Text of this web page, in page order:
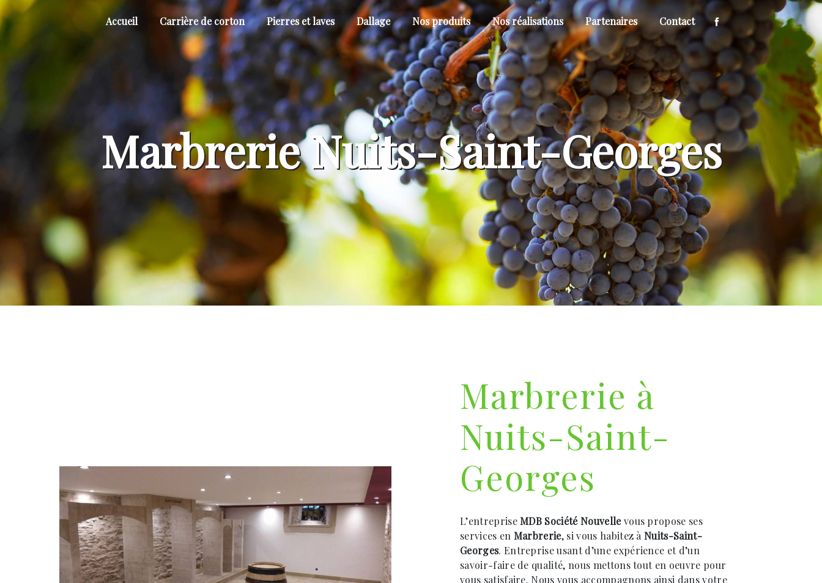
Panneau de gestion des cookies
Accueil Carrière de corton Pierres et laves Dallage Nos produits Nos réalisations Partenaires Contact
Marbrerie Nuits-Saint-Georges
Marbrerie à
Nuits-Saint-
Georges
L’entrepriseMDB Société Nouvellevous propose ses
services en Marbrerie, si vous habitez àNuits-Saint-
Georges. Entreprise usant d’une expérience et d’un
savoir-faire de qualité, nous mettons tout en oeuvre pour
vous satisfaire. Nous vous accompagnons ainsi dans votre